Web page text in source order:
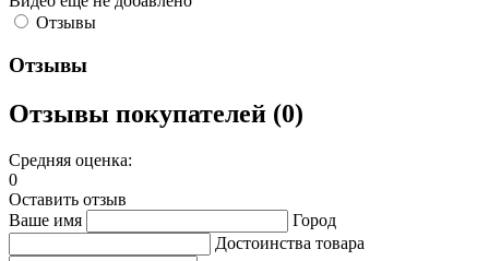
Отзывы
Отзывы
Отзывы покупателей (0)
Средняя оценка:
0
Оставить отзыв
Ваше имя
Город
Достоинства товара